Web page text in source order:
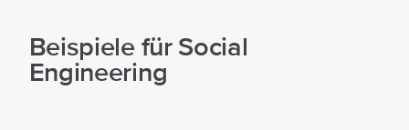
Beispiele für Social
Engineering